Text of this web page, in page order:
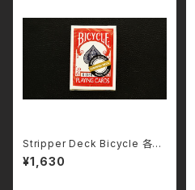
Stripper Deck Bicycle 各色
-日本語補足解説書付き
¥1,630